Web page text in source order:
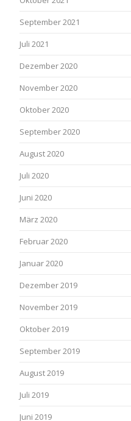
September 2021
Juli 2021
Dezember 2020
November 2020
Oktober 2020
September 2020
August 2020
Juli 2020
Juni 2020
März 2020
Februar 2020
Januar 2020
Dezember 2019
November 2019
Oktober 2019
September 2019
August 2019
Juli 2019
Juni 2019